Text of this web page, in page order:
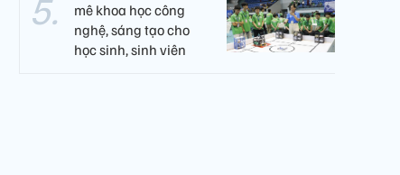
mê khoa học công
nghệ, sáng tạo cho
học sinh, sinh viên